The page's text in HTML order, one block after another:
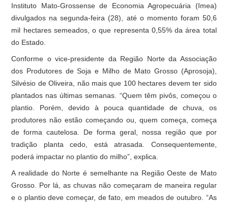
Instituto Mato-Grossense de Economia Agropecuária (Imea)
divulgados na segunda-feira (28), até o momento foram 50,6
mil hectares semeados, o que representa 0,55% da área total
do Estado.
Conforme o vice-presidente da Região Norte da Associação
dos Produtores de Soja e Milho de Mato Grosso (Aprosoja),
Silvésio de Oliveira, não mais que 100 hectares devem ter sido
plantados nas últimas semanas. “Quem têm pivôs, começou o
plantio. Porém, devido à pouca quantidade de chuva, os
produtores não estão começando ou, quem começa, começa
de forma cautelosa. De forma geral, nossa região que por
tradição planta cedo, está atrasada. Consequentemente,
poderá impactar no plantio do milho”, explica.
A realidade do Norte é semelhante na Região Oeste de Mato
Grosso. Por lá, as chuvas não começaram de maneira regular
e o plantio deve começar, de fato, em meados de outubro. “As